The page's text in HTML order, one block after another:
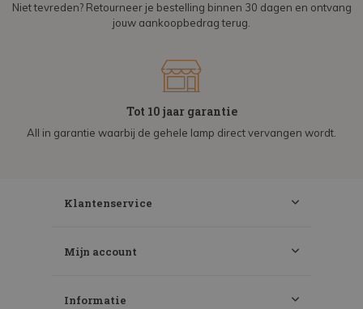
Niet tevreden? Retourneer je bestelling binnen 30 dagen en ontvang
jouw aankoopbedrag terug.
Tot 10 jaar garantie
All in garantie waarbij de gehele lamp direct vervangen wordt.
Klantenservice
Mijn account
Informatie